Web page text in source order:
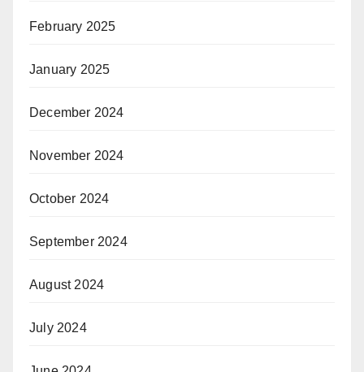
February 2025
January 2025
December 2024
November 2024
October 2024
September 2024
August 2024
July 2024